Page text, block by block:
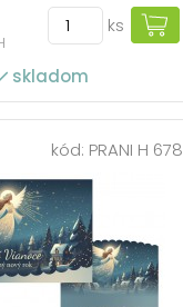
ks
skladom
kód: PRANI H 678